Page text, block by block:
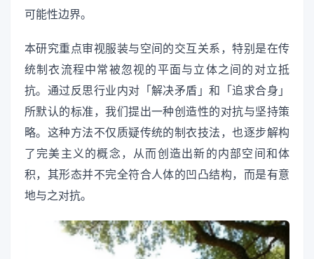
可能性边界。
本研究重点审视服装与空间的交互关系，特别是在传
统制衣流程中常被忽视的平面与立体之间的对立抵
抗。通过反思行业内对「解决矛盾」和「追求合身」
所默认的标准，我们提出一种创造性的对抗与坚持策
略。这种方法不仅质疑传统的制衣技法，也逐步解构
了完美主义的概念，从而创造出新的内部空间和体
积，其形态并不完全符合人体的凹凸结构，而是有意
地与之对抗。